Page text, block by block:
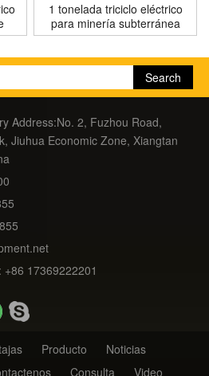
1 tonelada triciclo eléctrico
para minería subterránea
Address:No. 2, Fuzhou Road,
Jiuhua Economic Zone, Xiangtan
+86 17369222201
Producto
Noticias
Consulta Video